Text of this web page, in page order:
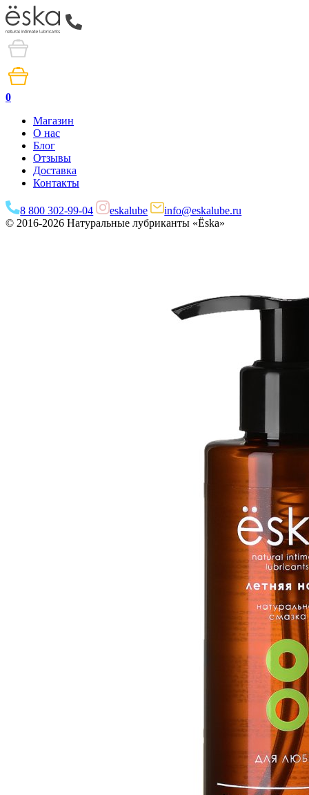
0
Магазин
О нас
Блог
Отзывы
Доставка
Контакты
8 800 302-99-04 eskalube
info@eskalube.ru
© 2016-2026 Натуральные лубриканты «Ёska»